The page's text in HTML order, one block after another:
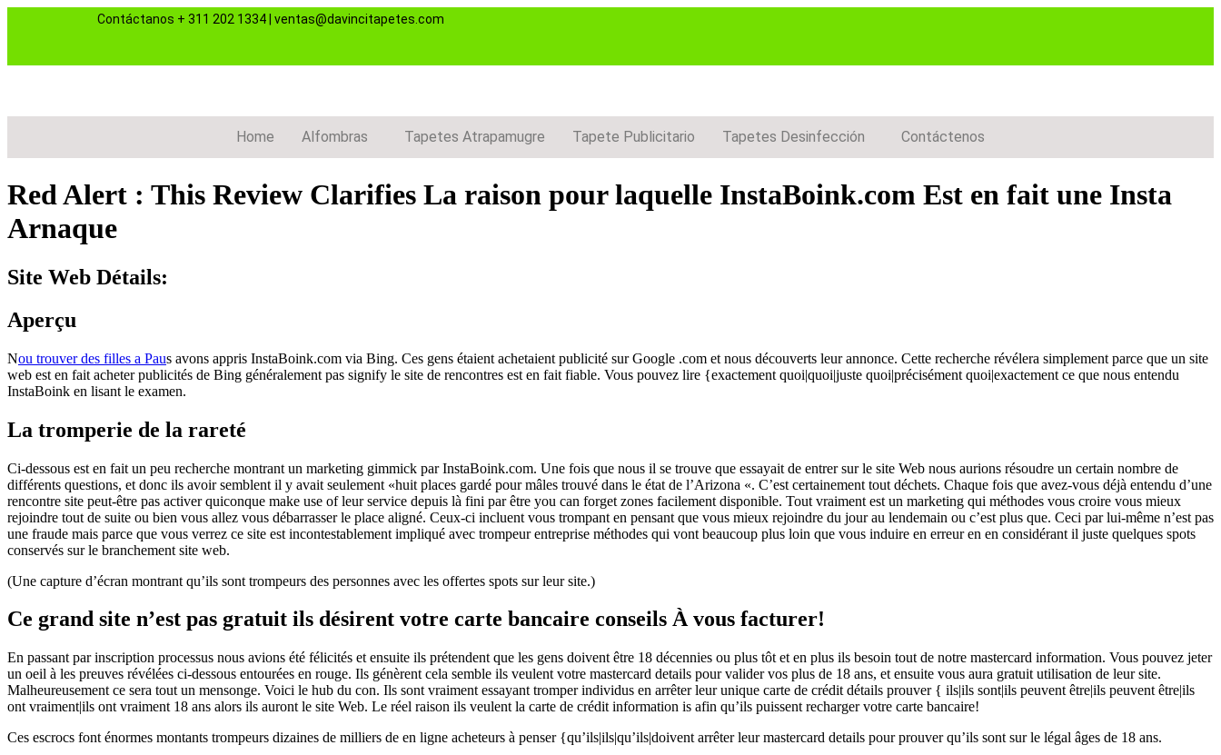
Contáctanos + 311 202 1334 ventas@davincitapetes.com
Home Alfombras Tapetes Atrapamugre Tapete Publicitario Tapetes Desinfección Contáctenos
Red Alert : This Review Clarifies La raison pour laquelle InstaBoink.com Est en fait une Insta
Arnaque
Site Web Détails:
Aperçu
Nou trouver des filles a Paus avons appris InstaBoink.com via Bing. Ces gens étaient achetaient publicité sur Google .com et nous découverts leur annonce. Cette recherche révélera simplement parce que un site
web est en fait acheter publicités de Bing généralement pas signify le site de rencontres est en fait fiable. Vous pouvez lire {exactement quoi|quoi|juste quoi|précisément quoi|exactement ce que nous entendu
InstaBoink en lisant le examen.
La tromperie de la rareté
Ci-dessous est en fait un peu recherche montrant un marketing gimmick par InstaBoink.com. Une fois que nous il se trouve que essayait de entrer sur le site Web nous aurions résoudre un certain nombre de
différents questions, et donc ils avoir semblent il y avait seulement «huit places gardé pour mâles trouvé dans le état de l’Arizona «. C’est certainement tout déchets. Chaque fois que avez-vous déjà entendu d’une
rencontre site peut-être pas activer quiconque make use of leur service depuis là fini par être you can forget zones facilement disponible. Tout vraiment est un marketing qui méthodes vous croire vous mieux
rejoindre tout de suite ou bien vous allez vous débarrasser le place aligné. Ceux-ci incluent vous trompant en pensant que vous mieux rejoindre du jour au lendemain ou c’est plus que. Ceci par lui-même n’est pas
une fraude mais parce que vous verrez ce site est incontestablement impliqué avec trompeur entreprise méthodes qui vont beaucoup plus loin que vous induire en erreur en en considérant il juste quelques spots
conservés sur le branchement site web.
(Une capture d’écran montrant qu’ils sont trompeurs des personnes avec les offertes spots sur leur site.)
Ce grand site n’est pas gratuit ils désirent votre carte bancaire conseils À vous facturer!
En passant par inscription processus nous avions été félicités et ensuite ils prétendent que les gens doivent être 18 décennies ou plus tôt et en plus ils besoin tout de notre mastercard information. Vous pouvez jeter
un oeil à les preuves révélées ci-dessous entourées en rouge. Ils génèrent cela semble ils veulent votre mastercard details pour valider vos plus de 18 ans, et ensuite vous aura gratuit utilisation de leur site.
Malheureusement ce sera tout un mensonge. Voici le hub du con. Ils sont vraiment essayant tromper individus en arrêter leur unique carte de crédit détails prouver { ils|ils sont|ils peuvent être|ils peuvent être|ils
ont vraiment|ils ont vraiment 18 ans alors ils auront le site Web. Le réel raison ils veulent la carte de crédit information is afin qu’ils puissent recharger votre carte bancaire!
Ces escrocs font énormes montants trompeurs dizaines de milliers de en ligne acheteurs à penser {qu’ils|ils|qu’ils|doivent arrêter leur mastercard details pour prouver qu’ils sont sur le légal âges de 18 ans.